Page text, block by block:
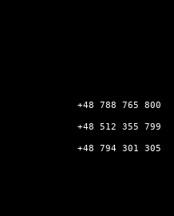
+48 788 765 800
+48 512 355 799
+48 794 301 305